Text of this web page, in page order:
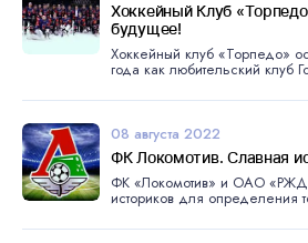
Хоккейный Клуб
будущее!
Хоккейный клуб «Торпедо»
года как любительский клуб
08 августа 2022
ФК Локомотив. Славная
ФК «Локомотив» и ОАО
историков для определения